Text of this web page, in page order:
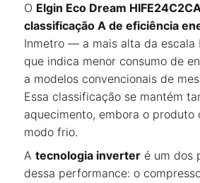
O Elgin Eco Dream
classificação A de eficiência
Inmetro — a mais alta da
que indica menor consumo de
a modelos convencionais de
Essa classificação se mantém
aquecimento, embora o produto
modo frio.
A tecnologia inverter é um dos
dessa performance: o